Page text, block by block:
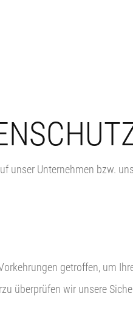
unser Unternehmen bzw.
getroffen, um
überprüfen wir unsere